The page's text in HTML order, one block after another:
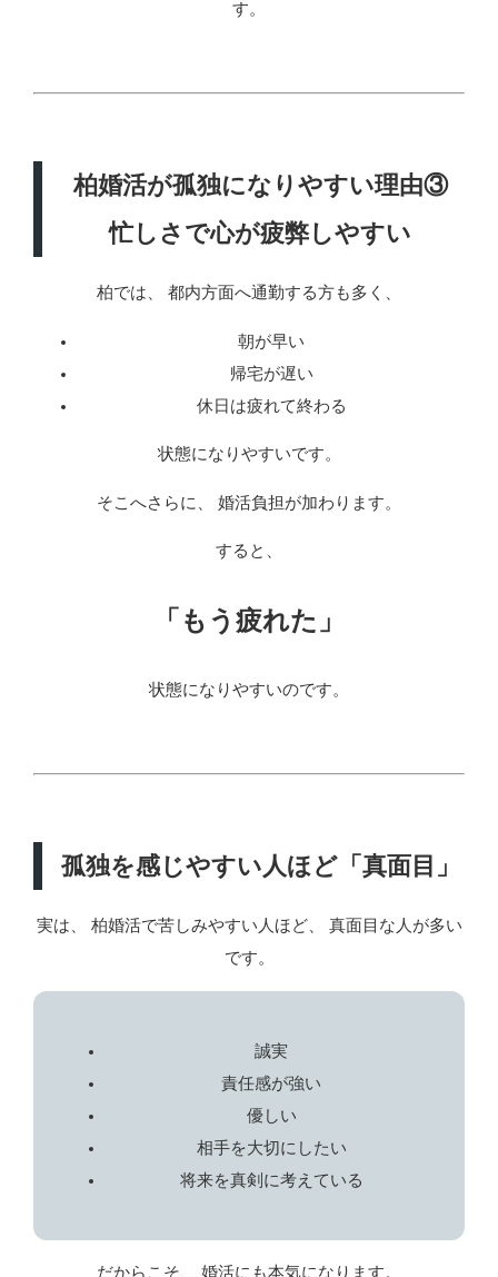
す。
柏婚活が孤独になりやすい理由③
忙しさで心が疲弊しやすい
柏では、 都内方面へ通勤する方も多く、
朝が早い
帰宅が遅い
休日は疲れて終わる
状態になりやすいです。
そこへさらに、 婚活負担が加わります。
すると、
「もう疲れた」
状態になりやすいのです。
孤独を感じやすい人ほど「真面目」
実は、 柏婚活で苦しみやすい人ほど、 真面目な人が多い
です。
誠実
責任感が強い
優しい
相手を大切にしたい
将来を真剣に考えている
だからこそ、 婚活にも本気になります。